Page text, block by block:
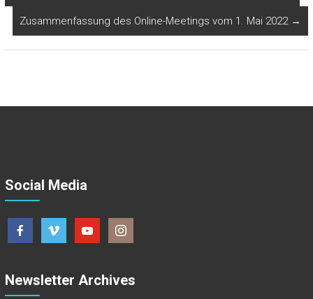
Zusammenfassung des Online-Meetings vom 1. Mai 2022 →
Social Media
Newsletter Archives